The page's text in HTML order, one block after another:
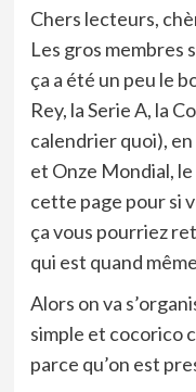
Chers lecteurs,
Les gros membres
ça a été un peu le
Rey, la Serie A, la
calendrier quoi),
et Onze Mondial,
cette page pour si
ça vous pourriez
qui est quand
Alors on va
simple et cocorico
parce qu’on est